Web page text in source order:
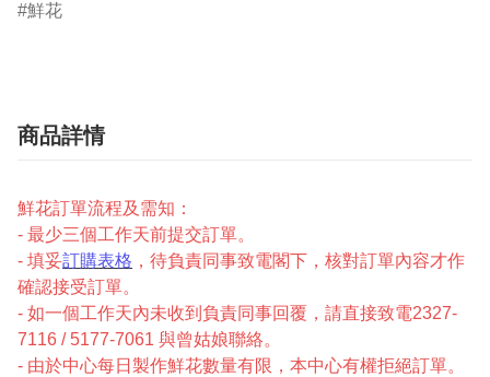
鮮花
商品詳情
鮮花訂單流程及需知：
- 最少三個工作天前提交訂單。
- 填妥訂購表格 ，待負責同事致電閣下，核對訂單內容才作
確認接受訂單。
- 如一個工作天內未收到負責同事回覆，請直接致電2327-
7116 / 5177-7061 與曾姑娘聯絡。
- 由於中心每日製作鮮花數量有限，本中心有權拒絕訂單。